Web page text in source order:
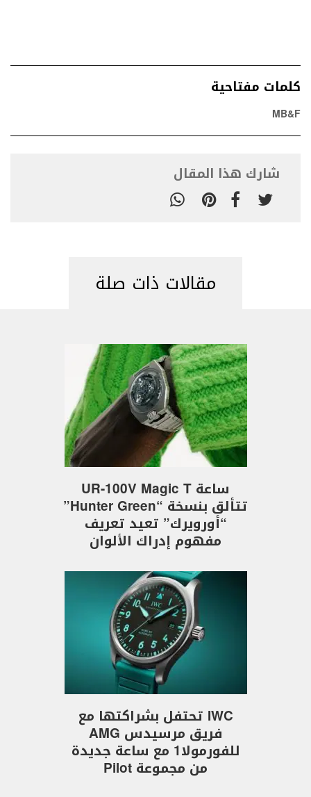
كلمات مفتاحية
MB&F
شارك هذا المقال
مقالات ذات صلة
ساعة UR-100V Magic T
تتألق بنسخة “Hunter Green”
“أورويرك” تعيد تعريف
مفهوم إدراك الألوان
IWC تحتفل بشراكتها مع
فريق مرسيدس AMG
للفورمولا1 مع ساعة جديدة
من مجموعة Pilot